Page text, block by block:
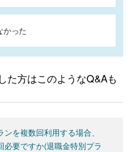
かった
た方はこのようなQ&Aも
を複数回利用する場合、
必要ですか(退職金特別プラ